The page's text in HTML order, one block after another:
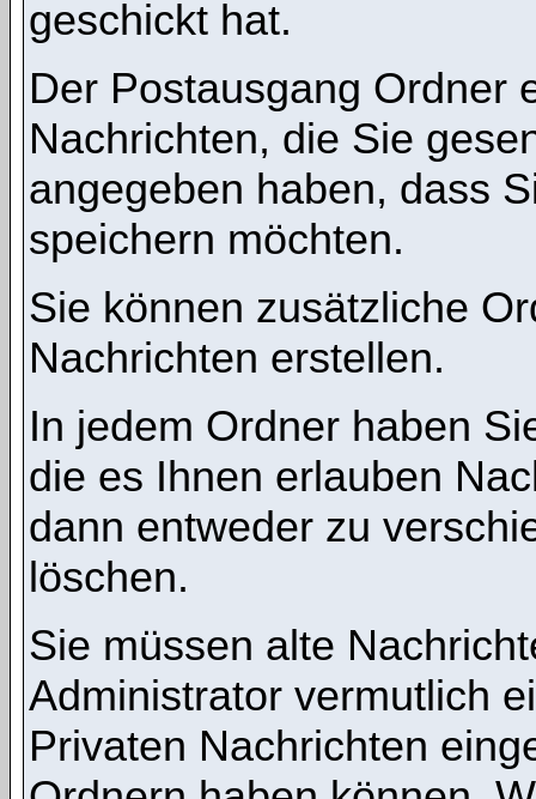
geschickt hat.
Der Postausgang Ordner
Nachrichten, die Sie
angegeben haben, dass
speichern möchten.
Sie können zusätzliche
Nachrichten erstellen.
In jedem Ordner haben
die es Ihnen erlauben
dann entweder zu
löschen.
Sie müssen alte
Administrator vermutlich
Privaten Nachrichten